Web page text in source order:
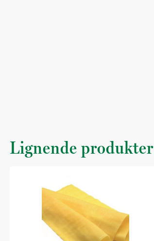
Lignende produkter